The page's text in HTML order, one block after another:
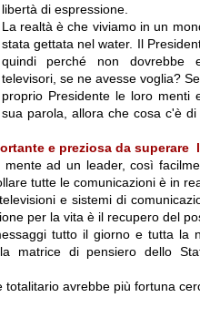
libertà di espressione.
La realtà è che viviamo in un
stata gettata nel water. Il
quindi perché non dovrebbe
televisori, se ne avesse voglia?
proprio Presidente le loro
sua parola, allora che cosa c'è
e preziosa da superare
ad un leader, così
tutte le comunicazioni è in
e sistemi di
per la vita è il recupero del
tutto il giorno e tutta la
matrice di pensiero dello
totalitario avrebbe più fortuna